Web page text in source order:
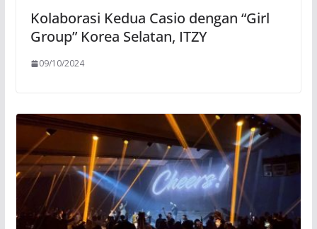
Kolaborasi Kedua Casio dengan “Girl
Group” Korea Selatan, ITZY
09/10/2024